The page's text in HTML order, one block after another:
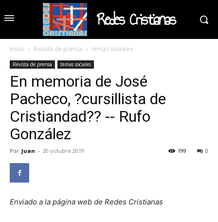
Redes Cristianas
Inicio Revista de prensa temas sociales
Revista de prensa temas sociales
En memoria de José
Pacheco, ?cursillista de
Cristiandad?? -- Rufo
González
Por Juan - 20 octubre 2019 0
199
Enviado a la página web de Redes Cristianas